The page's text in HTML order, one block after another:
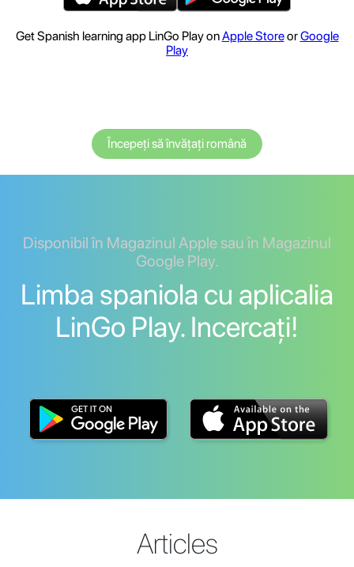
Get Spanish learning app LinGo Play onApple StoreorGoogle
Play
Începeți să învățați română
Disponibil în Magazinul Apple sau în Magazinul
Google Play.
Limba spaniola cu aplicalia
LinGo Play. Incercați!
Articles